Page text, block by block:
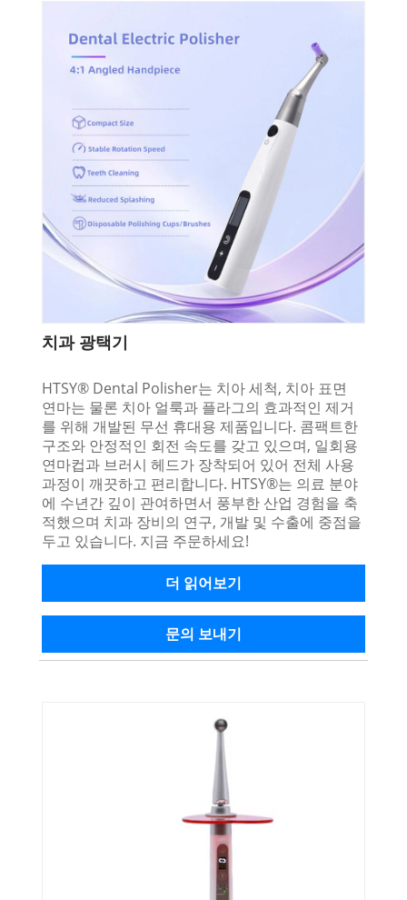
치과 광택기
HTSY® Dental Polisher는 치아 세척, 치아 표면
연마는 물론 치아 얼룩과 플라그의 효과적인 제거
를 위해 개발된 무선 휴대용 제품입니다. 콤팩트한
구조와 안정적인 회전 속도를 갖고 있으며, 일회용
연마컵과 브러시 헤드가 장착되어 있어 전체 사용
과정이 깨끗하고 편리합니다. HTSY®는 의료 분야
에 수년간 깊이 관여하면서 풍부한 산업 경험을 축
적했으며 치과 장비의 연구, 개발 및 수출에 중점을
두고 있습니다. 지금 주문하세요!
더 읽어보기
문의 보내기